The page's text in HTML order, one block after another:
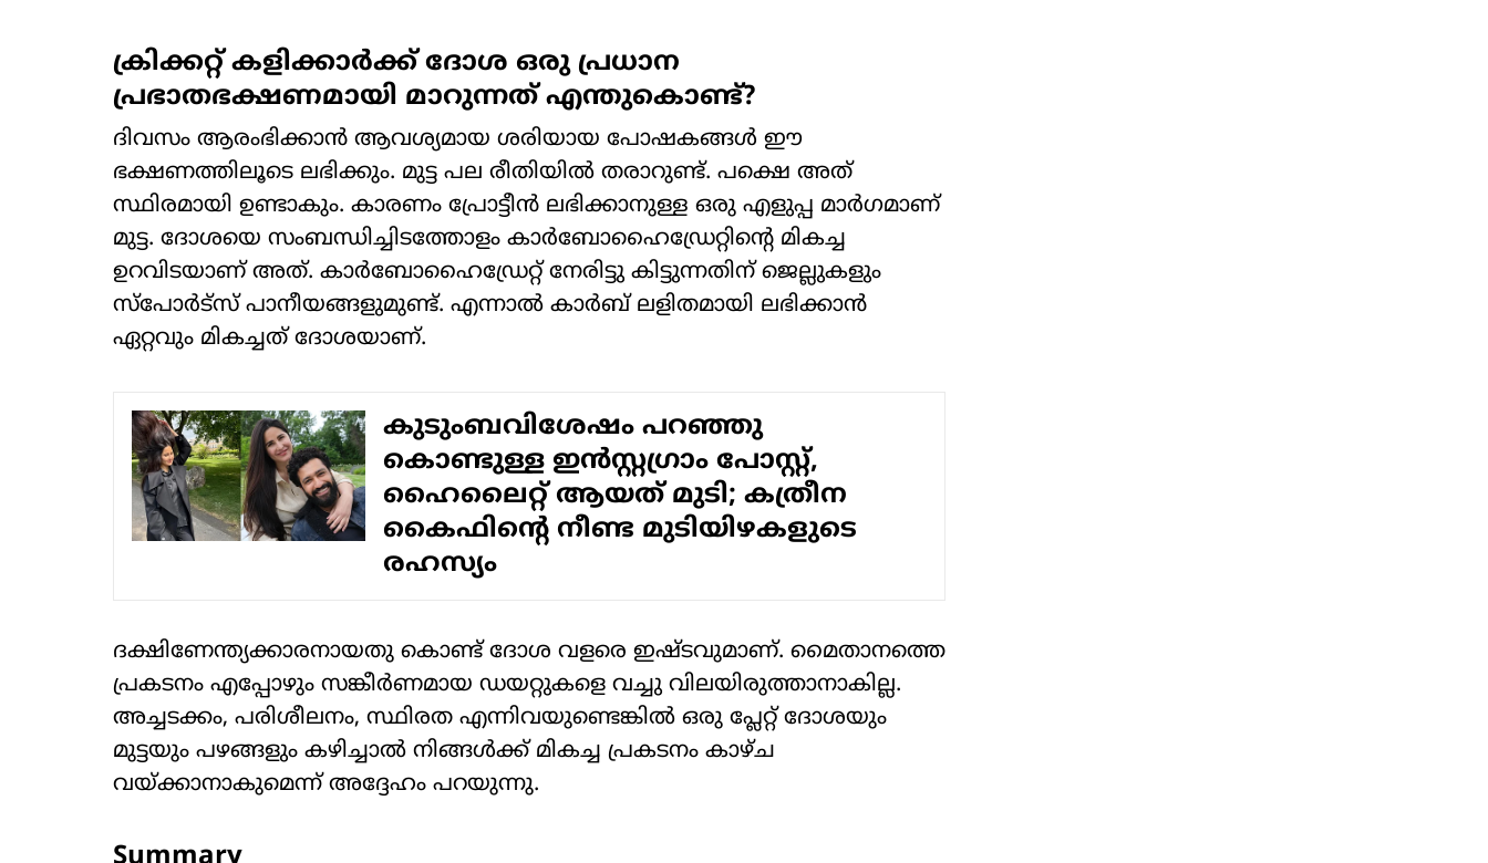
ക്രിക്കറ്റ് കളിക്കാർക്ക് ദോശ ഒരു പ്രധാന
പ്രഭാതഭക്ഷണമായി മാറുന്നത് എന്തുകൊണ്ട്?
ദിവസം ആരംഭിക്കാൻ ആവശ്യമായ ശരിയായ പോഷകങ്ങൾ ഈ
ഭക്ഷണത്തിലൂടെ ലഭിക്കും. മുട്ട പല രീതിയിൽ തരാറുണ്ട്. പക്ഷെ അത്
സ്ഥിരമായി ഉണ്ടാകും. കാരണം പ്രോട്ടീൻ ലഭിക്കാനുള്ള ഒരു എളുപ്പ മാർ​ഗമാണ്
മുട്ട. ദോശയെ സംബന്ധിച്ചിടത്തോളം കാർബോഹൈഡ്രേറ്റിന്റെ മികച്ച
ഉറവിടയാണ് അത്. കാർബോഹൈഡ്രേറ്റ് നേരിട്ടു കിട്ടുന്നതിന് ജെല്ലുകളും
സ്പോർട്സ് പാനീയങ്ങളുമുണ്ട്. എന്നാൽ കാർബ് ലളിതമായി ലഭിക്കാൻ
ഏറ്റവും മികച്ചത് ദോശയാണ്.
കുടുംബവിശേഷം പറഞ്ഞു
കൊണ്ടുള്ള ഇൻസ്റ്റ​ഗ്രാം പോസ്റ്റ്,
ഹൈലൈറ്റ് ആയത് മുടി; കത്രീന
കൈഫിന്റെ നീണ്ട മുടിയിഴകളുടെ
രഹസ്യം
ദക്ഷിണേന്ത്യക്കാരനായതു കൊണ്ട് ദോശ വളരെ ഇഷ്ടവുമാണ്. മൈതാനത്തെ
പ്രകടനം എപ്പോഴും സങ്കീർണമായ ഡയറ്റുകളെ വച്ചു വിലയിരുത്താനാകില്ല.
അച്ചടക്കം, പരിശീലനം, സ്ഥിരത എന്നിവയുണ്ടെങ്കിൽ ഒരു പ്ലേറ്റ് ദോശയും
മുട്ടയും പഴങ്ങളും കഴിച്ചാൽ നിങ്ങൾക്ക് മികച്ച പ്രകടനം കാഴ്ച
വയ്ക്കാനാകുമെന്ന് അദ്ദേഹം പറയുന്നു.